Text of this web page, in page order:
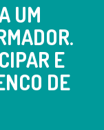
UM
E
DE